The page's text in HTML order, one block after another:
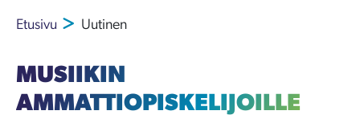
Etusivu Uutinen
MUSIIKIN
AMMATTIOPISKELIJOILLE